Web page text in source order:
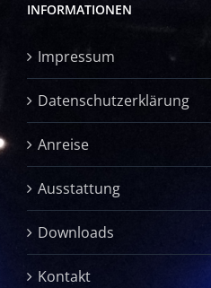
INFORMATIONEN
Impressum
Datenschutzerklärung
Anreise
Ausstattung
Downloads
Kontakt